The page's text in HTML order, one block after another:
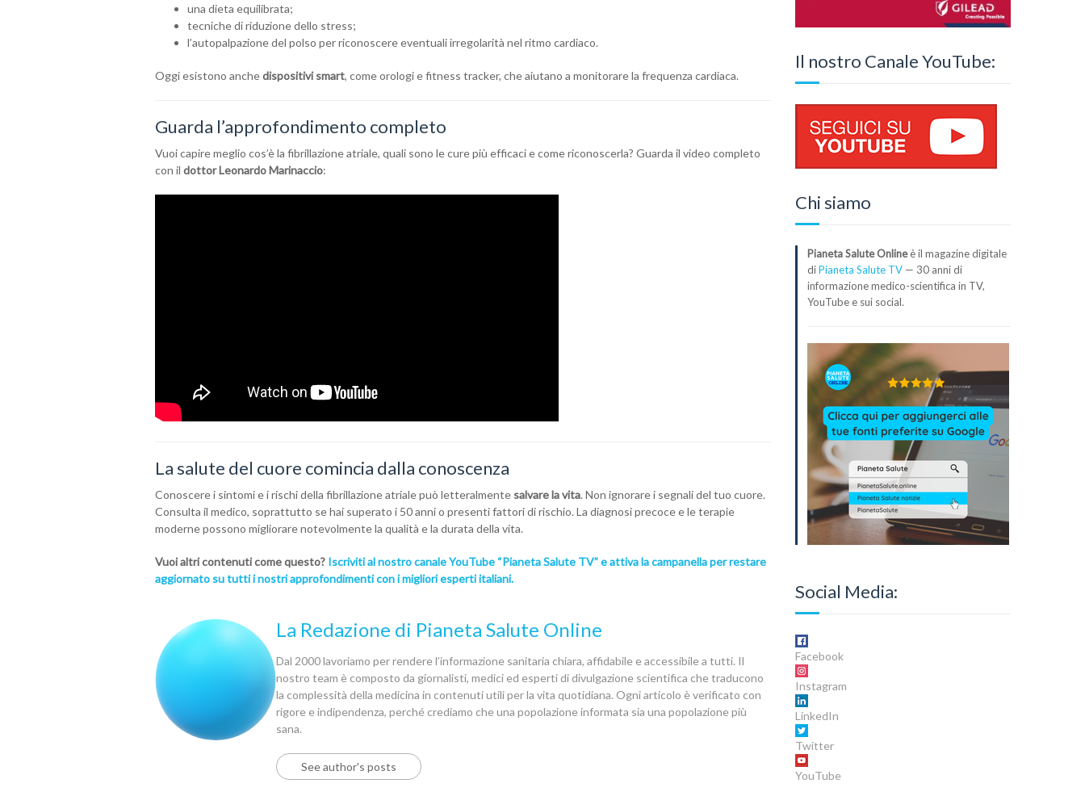
una dieta equilibrata;
tecniche di riduzione dello stress;
l’autopalpazione del polso per riconoscere eventuali irregolarità nel ritmo cardiaco.
Oggi esistono anchedispositivi smart, come orologi e fitness tracker, che aiutano a monitorare la frequenza cardiaca.
Guarda l’approfondimento completo
Vuoi capire meglio cos’è la fibrillazione atriale, quali sono le cure più efficaci e come riconoscerla? Guarda il video completo
con il dottor Leonardo Marinaccio:
La salute del cuore comincia dalla conoscenza
Conoscere i sintomi e i rischi della fibrillazione atriale può letteralmente salvare la vita. Non ignorare i segnali del tuo cuore.
Consulta il medico, soprattutto se hai superato i 50 anni o presenti fattori di rischio. La diagnosi precoce e le terapie
moderne possono migliorare notevolmente la qualità e la durata della vita.
Vuoi altri contenuti come questo? Iscriviti al nostro canale YouTube “Pianeta Salute TV” e attiva la campanella per restare
aggiornato su tutti i nostri approfondimenti con i migliori esperti italiani.
La Redazione di Pianeta Salute Online
Dal 2000 lavoriamo per rendere l’informazione sanitaria chiara, affidabile e accessibile a tutti. Il
nostro team è composto da giornalisti, medici ed esperti di divulgazione scientifica che traducono
la complessità della medicina in contenuti utili per la vita quotidiana. Ogni articolo è verificato con
rigore e indipendenza, perché crediamo che una popolazione informata sia una popolazione più
sana.
See author's posts
Il nostro Canale YouTube:
Chi siamo
Pianeta Salute Onlineè il magazine digitale
diPianeta Salute TV— 30 anni di
informazione medico-scientifica in TV,
YouTube e sui social.
Social Media:
Facebook
Instagram
LinkedIn
Twitter
YouTube